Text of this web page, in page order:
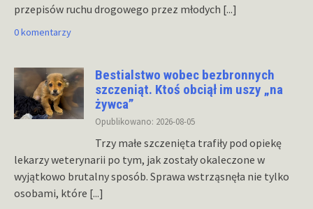
przepisów ruchu drogowego przez młodych [...]
0 komentarzy
Bestialstwo wobec bezbronnych
szczeniąt. Ktoś obciął im uszy „na
żywca”
Opublikowano: 2026-08-05
Trzy małe szczenięta trafiły pod opiekę
lekarzy weterynarii po tym, jak zostały okaleczone w
wyjątkowo brutalny sposób. Sprawa wstrząsnęła nie tylko
osobami, które [...]